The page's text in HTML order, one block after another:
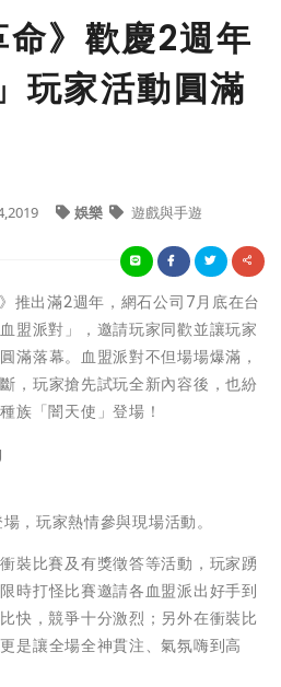
命》歡慶2週年
玩家活動圓滿
娛樂 遊戲與手遊
出滿2週年，網石公司7月底在台
盟派對」，邀請玩家同歡並讓玩家
滿落幕。血盟派對不但場場爆滿，
，玩家搶先試玩全新內容後，也紛
族「闇天使」登場！
，玩家熱情參與現場活動。
裝比賽及有獎徵答等活動， 玩家踴
限時打怪比賽邀請各血盟派出好手到
快，競爭十分激烈；另外在衝裝比
是讓全場全神貫注、氣氛嗨到高